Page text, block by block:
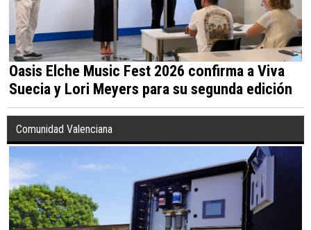
Oasis Elche Music Fest 2026 confirma a Viva
Suecia y Lori Meyers para su segunda edición
Comunidad Valenciana